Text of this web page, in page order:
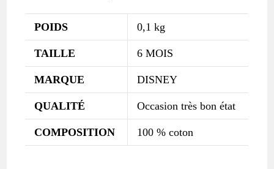
POIDS 0,1 kg
TAILLE 6 MOIS
MARQUE DISNEY
QUALITÉ Occasion très bon état
COMPOSITION 100 % coton